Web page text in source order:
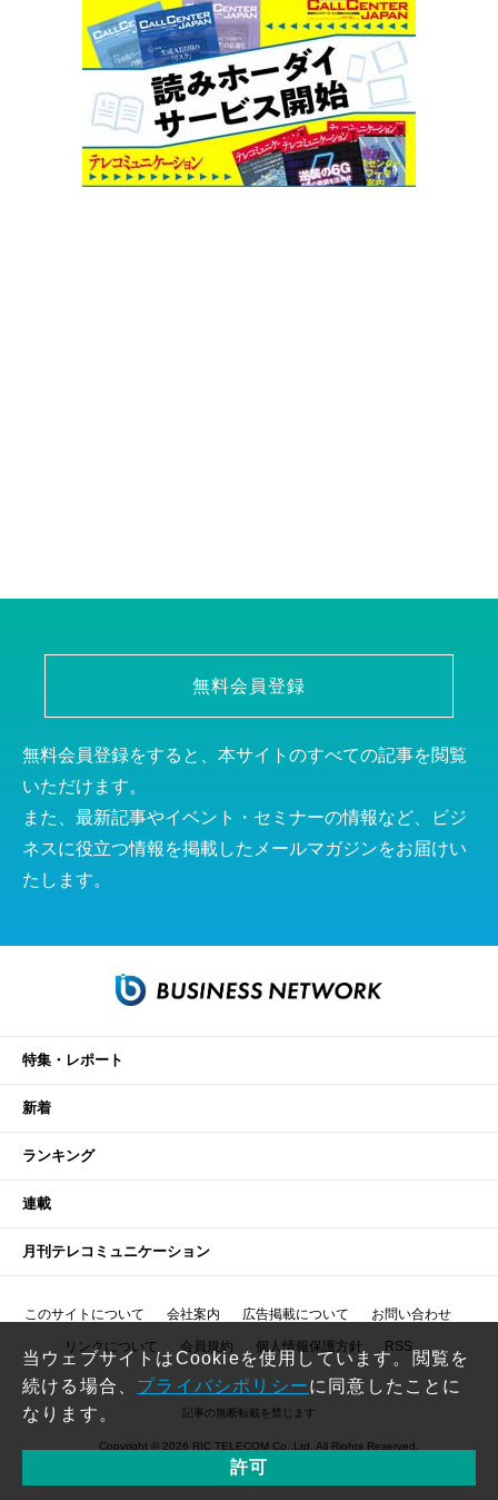
無料会員登録
無料会員登録をすると、本サイトのすべての記事を閲覧
いただけます。
また、最新記事やイベント・セミナーの情報など、ビジ
ネスに役立つ情報を掲載したメールマガジンをお届けい
たします。
特集・レポート
新着
ランキング
連載
月刊テレコミュニケーション
このサイトについて 会社案内 広告掲載について お問い合わせ
リンクについて 会員規約 個人情報保護方針 RSS
記事の無断転載を禁じます
Copyright © 2026 RIC TELECOM Co.,Ltd. All Rights Reserved.
当ウェブサイトはCookieを使用しています。閲覧を
続ける場合、 プライバシポリシーに同意したことに
なります。
許可